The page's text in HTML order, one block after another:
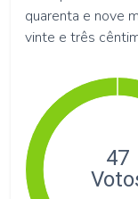
quarenta e nove
vinte e três